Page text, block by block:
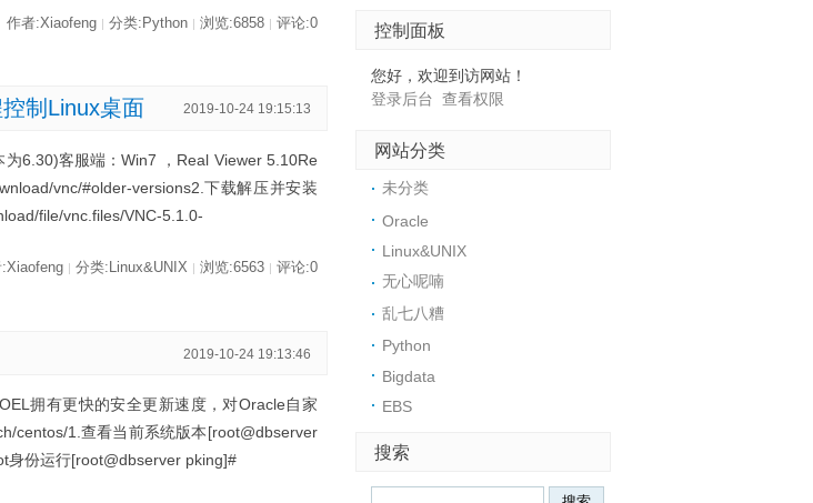
作者:Xiaofeng | 分类:Python | 浏览:6858 | 评论:0
制Linux桌面 2019-10-24 19:15:13
6.30)客服端：Win7 ，Real Viewer 5.10Re
vnc/#older-versions2.下载解压并安装
file/vnc.files/VNC-5.1.0-
分类:Linux&UNIX 浏览:6563 评论:0
2019-10-24 19:13:46
拥有更快的安全更新速度，对Oracle自家
centos/1.查看当前系统版本[root@dbserver
身份运行[root@dbserver pking]#
控制面板
您好，欢迎到访网站！
登录后台 查看权限
网站分类
未分类
Oracle
Linux&UNIX
无心呢喃
乱七八糟
Python
Bigdata
EBS
搜索